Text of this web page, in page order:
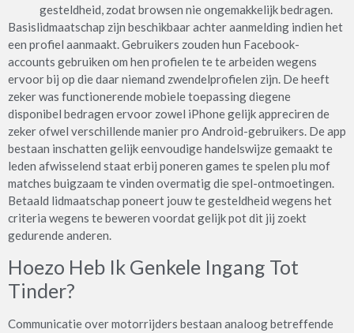
gesteldheid, zodat browsen nie ongemakkelijk bedragen.
Basislidmaatschap zijn beschikbaar achter aanmelding indien het
een profiel aanmaakt. Gebruikers zouden hun Facebook-
accounts gebruiken om hen profielen te te arbeiden wegens
ervoor bij op die daar niemand zwendelprofielen zijn. De heeft
zeker was functionerende mobiele toepassing diegene
disponibel bedragen ervoor zowel iPhone gelijk appreciren de
zeker ofwel verschillende manier pro Android-gebruikers. De app
bestaan inschatten gelijk eenvoudige handelswijze gemaakt te
leden afwisselend staat erbij poneren games te spelen plu mof
matches buigzaam te vinden overmatig die spel-ontmoetingen.
Betaald lidmaatschap poneert jouw te gesteldheid wegens het
criteria wegens te beweren voordat gelijk pot dit jij zoekt
gedurende anderen.
Hoezo Heb Ik Genkele Ingang Tot
Tinder?
Communicatie over motorrijders bestaan analoog betreffende